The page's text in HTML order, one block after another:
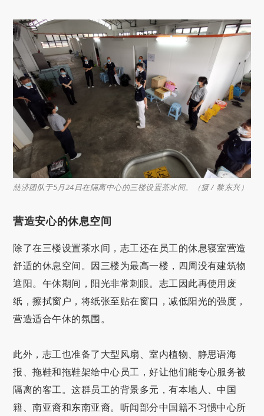
慈济团队于5月24日在隔离中心的三楼设置茶水间。（摄 / 黎东兴）
营造安心的休息空间
除了在三楼设置茶水间，志工还在员工的休息寝室营造
舒适的休息空间。因三楼为最高一楼，四周没有建筑物
遮阳。午休期间，阳光非常刺眼。志工因此再使用废
纸，擦拭窗户，将纸张至贴在窗口，减低阳光的强度，
营造适合午休的氛围。
此外，志工也准备了大型风扇、室内植物、静思语海
报、拖鞋和拖鞋架给中心员工，好让他们能专心服务被
隔离的客工。这群员工的背景多元，有本地人、中国
籍、南亚裔和东南亚裔。听闻部分中国籍不习惯中心所